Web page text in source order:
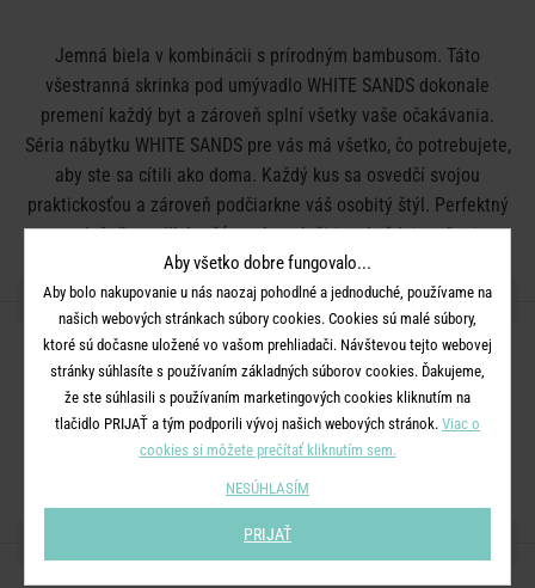
Jemná biela v kombinácii s prírodným bambusom. Táto
všestranná skrinka pod umývadlo WHITE SANDS dokonale
premení každý byt a zároveň splní všetky vaše očakávania.
Séria nábytku WHITE SANDS pre vás má všetko, čo potrebujete,
aby ste sa cítili ako doma. Každý kus sa osvedčí svojou
praktickosťou a zároveň podčiarkne váš osobitý štýl. Perfektný
spoločník na dlhé a šťastné spolužitie v každej možnej
kombinácii.
DETAILY PRODUKTU
výrobek je dodáván nesestavený s návodem k montáži
Rozmery: V 61,5 x Š 60 x H 38 cm, vzdialenosť police 23,5 cm,
výrez 16 x 25 cm
Materiál:bambus, MDF
ZDIEĽAJTE S PRIATEĽMI
Aby všetko dobre fungovalo...
Aby bolo nakupovanie u nás naozaj pohodlné a jednoduché, používame na
našich webových stránkach súbory cookies. Cookies sú malé súbory,
ktoré sú dočasne uložené vo vašom prehliadači. Návštevou tejto webovej
stránky súhlasíte s používaním základných súborov cookies. Ďakujeme,
že ste súhlasili s používaním marketingových cookies kliknutím na
tlačidlo PRIJAŤ a tým podporili vývoj našich webových stránok. Viac o
cookies si môžete prečítať kliknutím sem.
NESÚHLASÍM
PRIJAŤ